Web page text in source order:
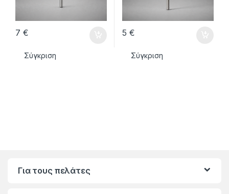
7 €
Σύγκριση
5 €
Σύγκριση
Για τους πελάτες